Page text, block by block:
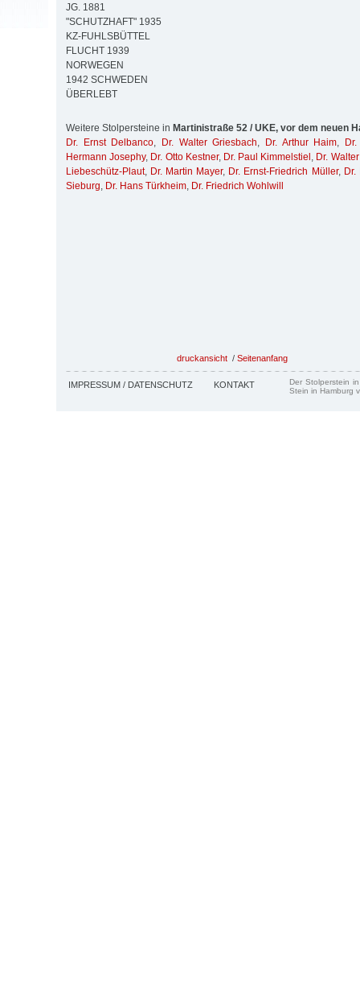
JG. 1881
"SCHUTZHAFT" 1935
KZ-FUHLSBÜTTEL
FLUCHT 1939
NORWEGEN
1942 SCHWEDEN
ÜBERLEBT
Weitere Stolpersteine in Martinistraße 52 / UKE, vor dem neuen
Dr. Ernst Delbanco, Dr. Walter Griesbach, Dr. Arthur Haim,
Hermann Josephy, Dr. Otto Kestner, Dr. Paul Kimmelstiel , Dr.
Liebeschütz-Plaut, Dr. Martin Mayer, Dr. Ernst-Friedrich Müller,
Sieburg, Dr. Hans Türkheim, Dr. Friedrich Wohlwill
druckansicht / Seitenanfang
IMPRESSUM / DATENSCHUTZ KONTAKT
Der Stolperstein
Stein in Hamburg